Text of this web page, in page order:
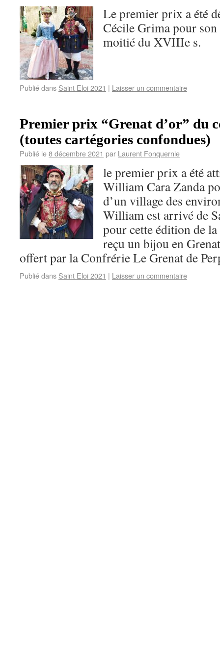
Le premier prix a été
Cécile Grima pour son
moitié du XVIIIe s.
Publié dans Saint Eloi 2021 | Laisser un commentaire
Premier prix “Grenat d’or” du
(toutes cartégories confondues)
Publié le8 décembre 2021 par Laurent Fonquernie
le premier prix a été
William Cara Zanda
d’un village des
William est arrivé de
pour cette édition de
reçu un bijou en
offert par la Confrérie Le Grenat de
Publié dans Saint Eloi 2021 | Laisser un commentaire